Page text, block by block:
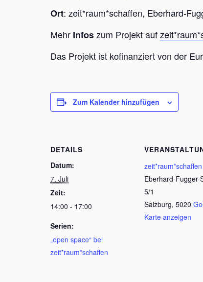
Ort: zeit*raum*schaffen, Eberhard-
Mehr Infoszum Projekt auf
Das Projekt ist kofinanziert von der
Zum Kalender hinzufügen
DETAILS
Datum:
7. Juli
Zeit:
14:00 - 17:00
Serien:
„open space“ bei
zeit*raum*schaffen
zeit*raum*schaffen
Eberhard-Fugger-
5/1
Salzburg, 5020
Karte anzeigen